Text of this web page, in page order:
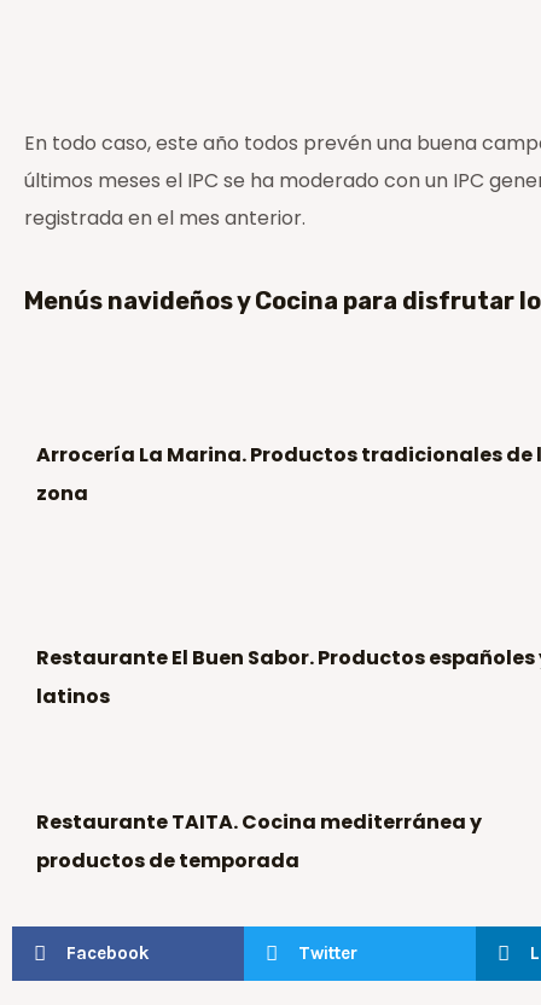
En todo caso, este año todos prevén una buena
últimos meses el IPC se ha moderado con un IPC
registrada en el mes anterior.
Menús navideños y Cocina para disfrutar
Arrocería La Marina. Productos tradicionales de
zona
Restaurante El Buen Sabor. Productos españoles
latinos
Restaurante TAITA. Cocina mediterránea y
productos de temporada
Facebook Twitter